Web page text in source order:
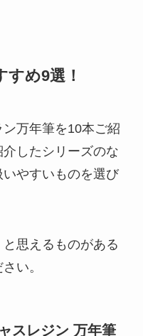
め9選！
万年筆を10本ご紹
したシリーズのな
やすいものを選び
と思えるものがある
い。
スレジン 万年筆